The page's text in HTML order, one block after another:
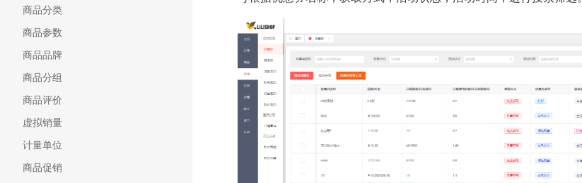
商品分类
商品参数
商品品牌
商品分组
商品评价
虚拟销量
计量单位
商品促销